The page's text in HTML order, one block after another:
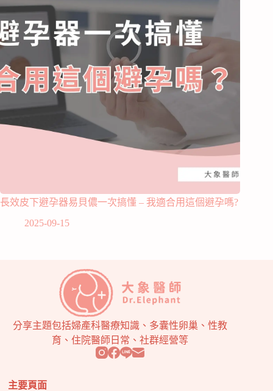
長效皮下避孕器易貝儂一次搞懂 – 我適合用這個避孕嗎?
2025-09-15
分享主題包括婦產科醫療知識、多囊性卵巢、性教
育、住院醫師日常、社群經營等
主要頁面